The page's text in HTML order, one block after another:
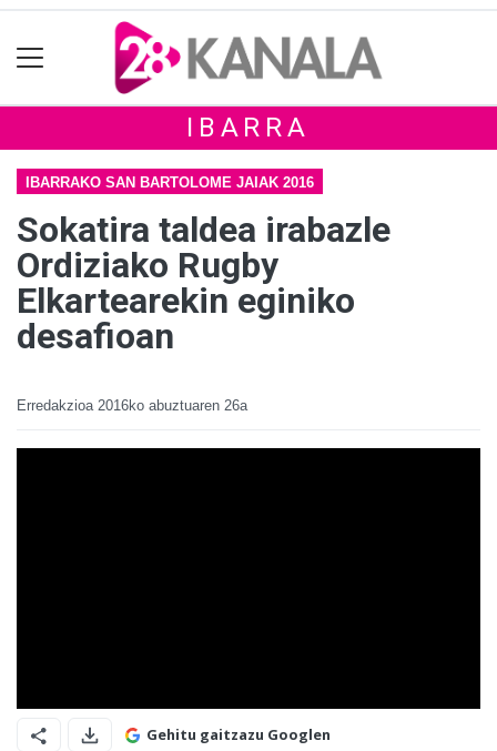
IBARRA
IBARRAKO SAN BARTOLOME JAIAK 2016
Sokatira taldea irabazle
Ordiziako Rugby
Elkartearekin eginiko
desafioan
Erredakzioa 2016ko abuztuaren 26a
Gehitu gaitzazu Googlen